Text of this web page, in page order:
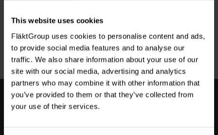
This website uses cookies
FläktGroup uses cookies to personalise content and ads,
to provide social media features and to analyse our
traffic. We also share information about your use of our
site with our social media, advertising and analytics
partners who may combine it with other information that
you’ve provided to them or that they’ve collected from
your use of their services.
Marcus Andersson
marcus.andersson@flaktgroup.com
040-33 01 53
0721-47 19 64
Även av intresse